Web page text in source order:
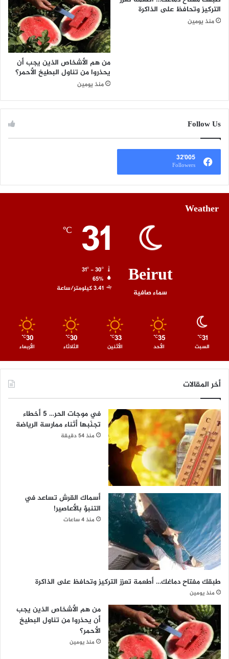
التركيز وتحافظ على الذاكرة
منذ يومين
من هم الأشخاص الذين يجب أن
يحذروا من تناول البطيخ الأحمر؟
منذ يومين
Follow Us
32٬005
Followers
Weather
Beirut
سماء صافية
31
℃
31º - 30º
65%
3.41 كيلومتر/ساعة
31
℃
السبت
35
℃
الأحد
33
℃
الأثنين
30
℃
الثلاثاء
30
℃
الأربعاء
أخر المقالات
في موجات الحر… 5 أخطاء
تجنّبها أثناء ممارسة الرياضة
منذ 54 دقيقة
أسماك القرش تساعد في
التنبؤ بالأعاصير!
منذ 4 ساعات
طبقك مفتاح دماغك… أطعمة تعزز التركيز وتحافظ على الذاكرة
منذ يومين
من هم الأشخاص الذين يجب
أن يحذروا من تناول البطيخ
الأحمر؟
منذ يومين